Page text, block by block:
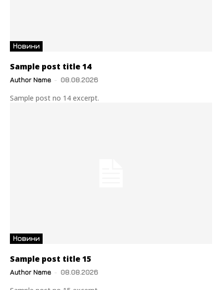
Новини
Sample post title 14
Author Name - 08.08.2026
Sample post no 14 excerpt.
Новини
Sample post title 15
Author Name - 08.08.2026